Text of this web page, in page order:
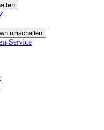
umschalten
Service